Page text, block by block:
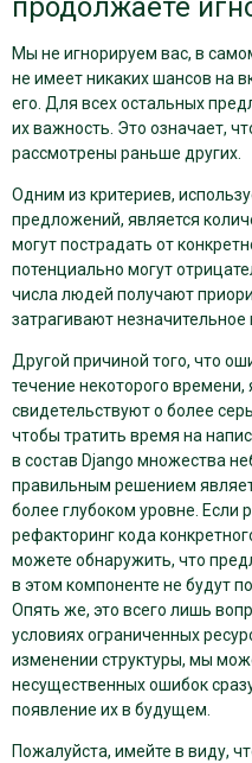
продолжаете
Мы не игнорируем вас, в
не имеет никаких шансов на
его. Для всех остальных
их важность. Это означает,
рассмотрены раньше других.
Одним из критериев,
предложений, является
могут пострадать от
потенциально могут
числа людей получают
затрагивают незначительное
Другой причиной того, что
течение некоторого времени,
свидетельствуют о более
чтобы тратить время на
в состав Django множества
правильным решением
более глубоком уровне. Если
рефакторинг кода
можете обнаружить, что
в этом компоненте не будут
Опять же, это всего лишь
условиях ограниченных
изменении структуры, мы
несущественных ошибок
появление их в будущем.
Пожалуйста, имейте в виду,